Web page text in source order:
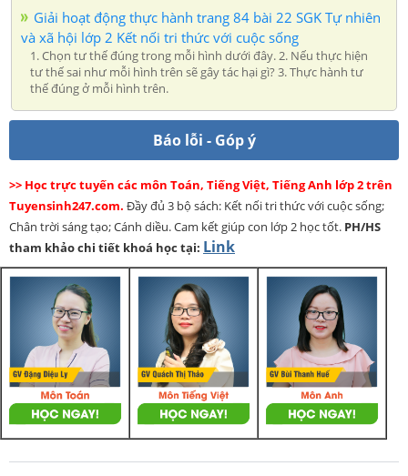
Giải hoạt động thực hành trang 84 bài 22 SGK Tự nhiên
và xã hội lớp 2 Kết nối tri thức với cuộc sống
1. Chọn tư thế đúng trong mỗi hình dưới đây. 2. Nếu thực hiện
tư thế sai như mỗi hình trên sẽ gây tác hại gì? 3. Thực hành tư
thế đúng ở mỗi hình trên.
Báo lỗi - Góp ý
>> Học trực tuyến các môn Toán, Tiếng Việt, Tiếng Anh lớp 2 trên
Tuyensinh247.com. Đầy đủ 3 bộ sách: Kết nối tri thức với cuộc sống;
Chân trời sáng tạo; Cánh diều. Cam kết giúp con lớp 2 học tốt. PH/HS
tham khảo chi tiết khoá học tại: Link